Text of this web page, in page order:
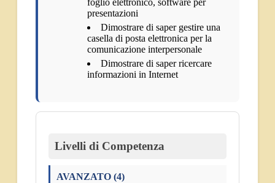
foglio elettronico, software per
presentazioni
Dimostrare di saper gestire una
casella di posta elettronica per la
comunicazione interpersonale
Dimostrare di saper ricercare
informazioni in Internet
Livelli di Competenza
AVANZATO (4)